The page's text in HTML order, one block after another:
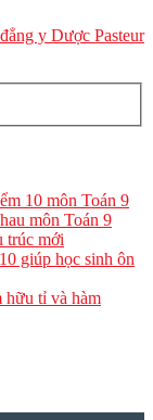
y Dược Pasteur
10 môn Toán 9
môn Toán 9
trúc mới
giúp học sinh ôn
hữu tỉ và hàm